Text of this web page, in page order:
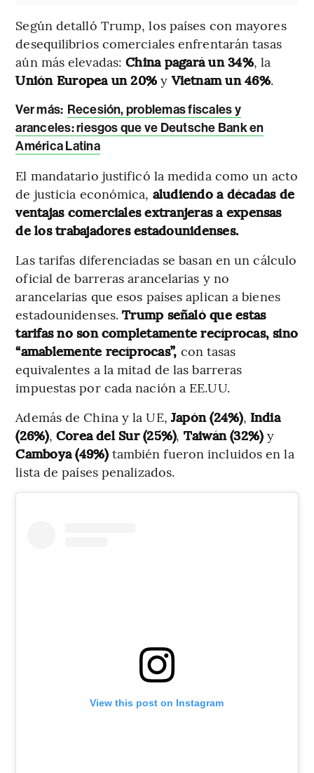
Según detalló Trump, los países con mayores
desequilibrios comerciales enfrentarán tasas
aún más elevadas:China pagará un 34%, la
Unión Europea un 20% yVietnam un 46%.
Ver más: Recesión, problemas fiscales y
aranceles: riesgos que ve Deutsche Bank en
América Latina
El mandatario justificó la medida como un acto
de justicia económica, aludiendo a décadas de
ventajas comerciales extranjeras a expensas
de los trabajadores estadounidenses.
Las tarifas diferenciadas se basan en un cálculo
oficial de barreras arancelarias y no
arancelarias que esos países aplican a bienes
estadounidenses.Trump señaló que estas
tarifas no son completamente recíprocas, sino
“amablemente recíprocas”, con tasas
equivalentes a la mitad de las barreras
impuestas por cada nación a EE.UU.
Además de China y la UE, Japón (24%), India
(26%), Corea del Sur (25%), Taiwán (32%)y
Camboya (49%)también fueron incluidos en la
lista de países penalizados.
View this post on Instagram